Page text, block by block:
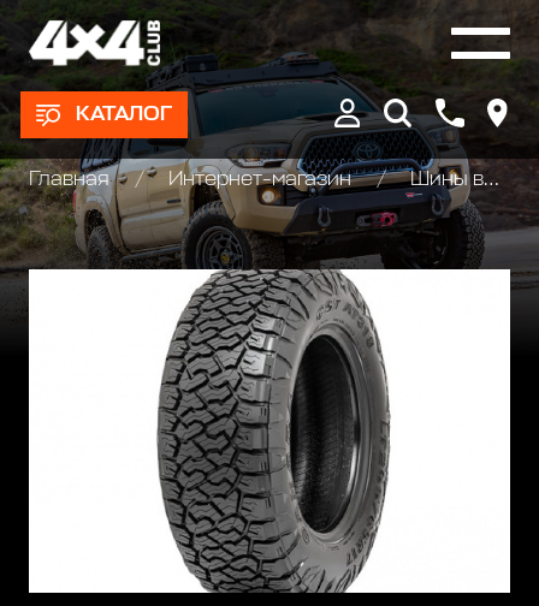
КАТАЛОГ
Главная Интернет-магазин Шины всесезонные внедорожные